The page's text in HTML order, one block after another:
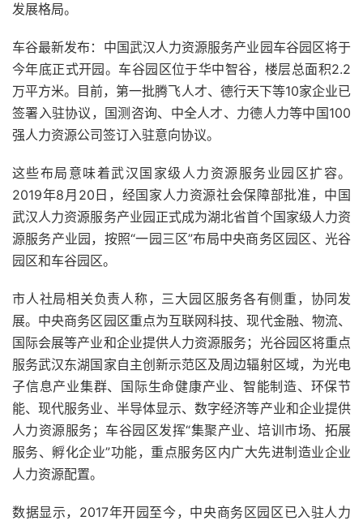
发展格局。
车谷最新发布：中国武汉人力资源服务产业园车谷园区将于
今年底正式开园。车谷园区位于华中智谷，楼层总面积2.2
万平方米。目前，第一批腾飞人才、德行天下等10家企业已
签署入驻协议，国测咨询、中全人才、力德人力等中国100
强人力资源公司签订入驻意向协议。
这些布局意味着武汉国家级人力资源服务业园区扩容。
2019年8月20日，经国家人力资源社会保障部批准，中国
武汉人力资源服务产业园正式成为湖北省首个国家级人力资
源服务产业园，按照“一园三区”布局中央商务区园区、光谷
园区和车谷园区。
市人社局相关负责人称，三大园区服务各有侧重，协同发
展。中央商务区园区重点为互联网科技、现代金融、物流、
国际会展等产业和企业提供人力资源服务；光谷园区将重点
服务武汉东湖国家自主创新示范区及周边辐射区域，为光电
子信息产业集群、国际生命健康产业、智能制造、环保节
能、现代服务业、半导体显示、数字经济等产业和企业提供
人力资源服务；车谷园区发挥“集聚产业、培训市场、拓展
服务、孵化企业”功能，重点服务区内广大先进制造业企业
人力资源配置。
数据显示，2017年开园至今，中央商务区园区已入驻人力